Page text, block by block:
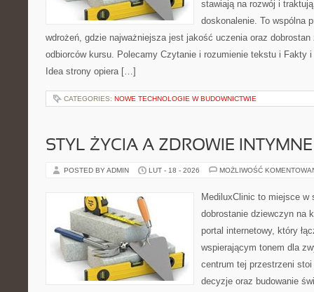
stawiają na rozwój i
doskonalenie. To wspólna
wdrożeń, gdzie najważniejsza jest jakość uczenia oraz
odbiorców kursu. Polecamy Czytanie i rozumienie tekstu i Fakty
Idea strony opiera […]
CATEGORIES: NOWE TECHNOLOGIE W BUDOWNICTWIE
STYL ŻYCIA A ZDROWIE INTYMNE
POSTED BY ADMIN LUT - 18 - 2026 MOŻLIWOŚĆ
MediluxClinic to miejsce
dobrostanie dziewczyn na
portal internetowy, który
wspierającym tonem dla
centrum tej przestrzeni
decyzje oraz budowanie